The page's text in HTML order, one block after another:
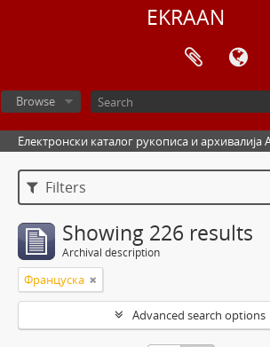
EKRAAN
Browse
Електронски каталог рукописа и
Filters
Showing 226 results
Archival description
Француска
Advanced search options